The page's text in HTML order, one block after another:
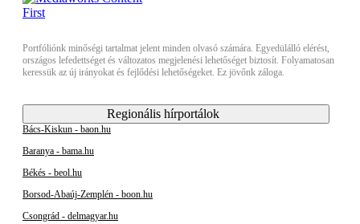
Portfóliónk minőségi tartalmat jelent minden olvasó számára. Egyedülálló elérést,
országos lefedettséget és változatos megjelenési lehetőséget biztosít. Folyamatosan
keressük az új irányokat és fejlődési lehetőségeket. Ez jövőnk záloga.
Regionális hírportálok
Bács-Kiskun - baon.hu
Baranya - bama.hu
Békés - beol.hu
Borsod-Abaúj-Zemplén - boon.hu
Csongrád - delmagyar.hu